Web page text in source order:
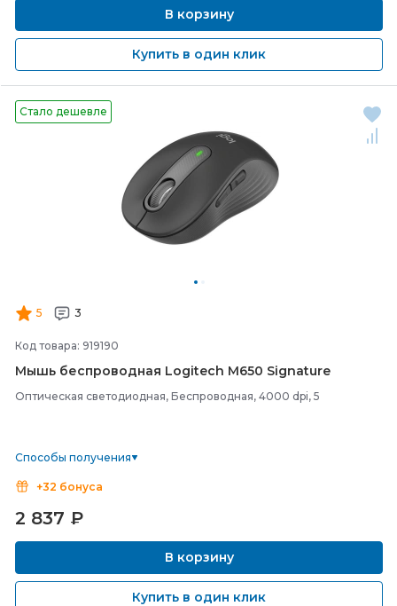
В корзину
Купить в один клик
Стало дешевле
5 3
Код товара: 919190
Мышь беспроводная Logitech M650 Signature
Оптическая светодиодная, Беспроводная, 4000 dpi, 5
Способы получения
+32 бонуса
2 837 ₽
В корзину
Купить в один клик